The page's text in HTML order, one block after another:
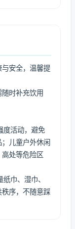
安全，温馨提
时补充饮用
度活动，避免
儿童户外休闲
处等危险区
巾、湿巾、
序，不随意踩